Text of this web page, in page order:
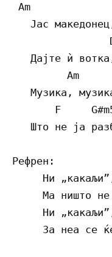
Am
Јас
Дајте ѝ
Am
Музика,
F
Што не ја
Рефрен:
Ни
Ма ништо не
Ни
За неа се